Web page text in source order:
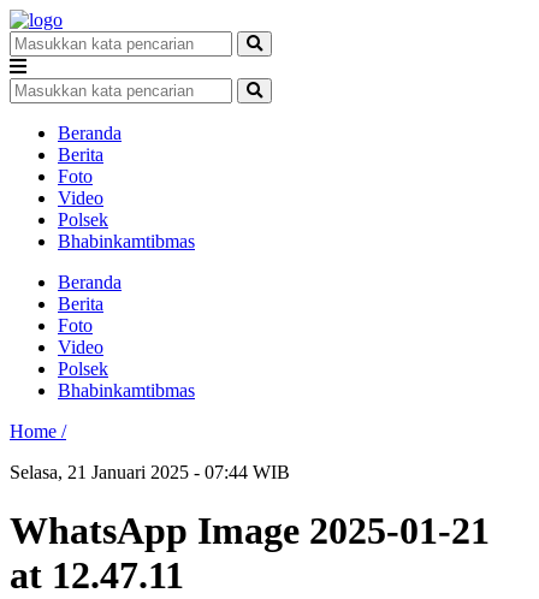
Beranda
Berita
Foto
Video
Polsek
Bhabinkamtibmas
Beranda
Berita
Foto
Video
Polsek
Bhabinkamtibmas
Home /
Selasa, 21 Januari 2025 - 07:44 WIB
WhatsApp Image 2025-01-21
at 12.47.11